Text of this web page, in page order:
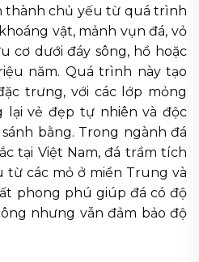
thành chủ yếu từ quá trình
vật, mảnh vụn đá, vỏ
cơ dưới đáy sông, hồ hoặc
năm. Quá trình này tạo
trưng, với các lớp mỏng
lại vẻ đẹp tự nhiên và độc
bằng. Trong ngành đá
tại Việt Nam, đá trầm tích
từ các mỏ ở miền Trung và
phong phú giúp đá có độ
nhưng vẫn đảm bảo độ